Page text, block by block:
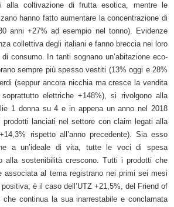
alla coltivazione di frutta esotica, mentre le
hanno fatto aumentare la concentrazione di
anni +27% ad esempio nel tonno). Evidenze
collettiva degli italiani e fanno breccia nei loro
consumo. In tanti sognano un’abitazione eco-
sempre più spesso vestiti (13% oggi e 28%
(seppur ancora nicchia ma cresce la vendita
elettriche +148%), si rivolgono alla
1 donna su 4 e in appena un anno nel 2018
lanciati nel settore con claim legati alla
rispetto all’anno precedente). Sia esso
a un’ideale di vita, tutte le voci di spesa
alla sostenibilità crescono. Tutti i prodotti che
associata al tema registrano nei primi sei mesi
positiva; è il caso dell’UTZ +21,5%, del Friend of
continua la sua inarrestabile e conclamata